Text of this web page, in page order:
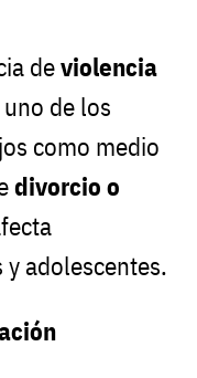
deviolencia
de los
como medio
divorcio o
adolescentes.